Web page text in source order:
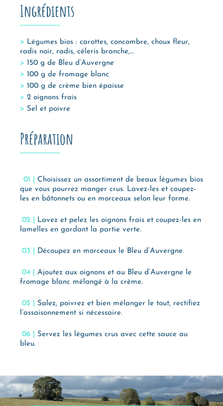
Ingrédients
Légumes bios : carottes, concombre, choux fleur,
radis noir, radis, céleris branche,…
150 g de Bleu d’Auvergne
100 g de fromage blanc
100 g de crème bien épaisse
2 oignons frais
Sel et poivre
Préparation
Choisissez un assortiment de beaux légumes bios
que vous pourrez manger crus. Lavez-les et coupez-
les en bâtonnets ou en morceaux selon leur forme.
Lavez et pelez les oignons frais et coupez-les en
lamelles en gardant la partie verte.
Découpez en morceaux le Bleu d’Auvergne.
Ajoutez aux oignons et au Bleu d’Auvergne le
fromage blanc mélangé à la crème.
Salez, poivrez et bien mélanger le tout, rectifiez
l’assaisonnement si nécessaire.
Servez les légumes crus avec cette sauce au
bleu.